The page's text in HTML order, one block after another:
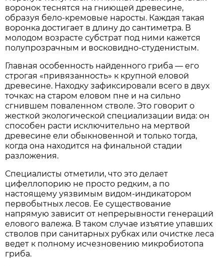
воронок теснятся на гниющей древесине,
образуя бело-кремовые наросты. Каждая такая
воронка достигает в длину до сантиметра. В
молодом возрасте субстрат под ними кажется
полупрозрачным и восковидно-студенистым.
Главная особенность найденного гриба — его
строгая «привязанность» к крупной еловой
древесине. Находку зафиксировали всего в двух
точках: на старом еловом пне и на сильно
сгнившем поваленном стволе. Это говорит о
жесткой экологической специализации вида: он
способен расти исключительно на мертвой
древесине ели обыкновенной и только тогда,
когда она находится на финальной стадии
разложения.
Специалисты отметили, что это делает
цифеллопорию не просто редким, а по
настоящему уязвимым видом-индикатором
первобытных лесов. Ее существование
напрямую зависит от непрерывности генераций
елового валежа. В таком случае изъятие упавших
стволов при санитарных рубках или очистке леса
ведет к полному исчезновению микробиотопа
гриба.